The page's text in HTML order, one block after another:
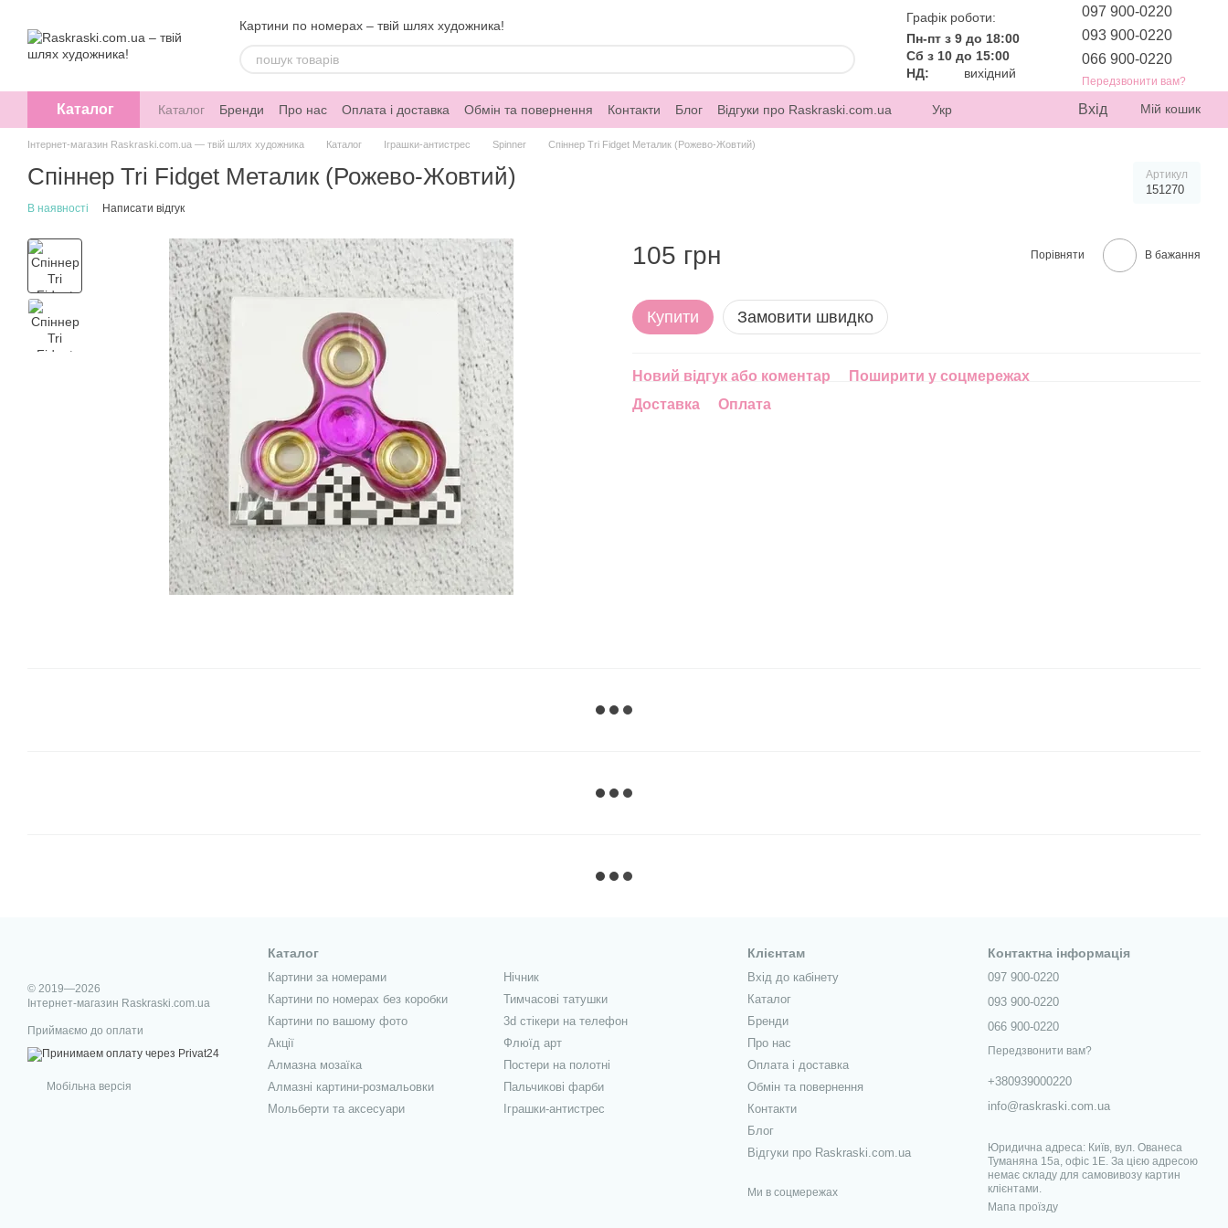
Картини по номерах – твій шлях художника!
Графік роботи:
Пн-пт з 9 до 18:00
Сб з 10 до 15:00
НД:
вихідний
097 900-0220
093 900-0220
066 900-0220
Передзвонити вам?
Каталог Каталог Бренди Про нас Оплата і доставка Обмін та повернення Контакти Блог Відгуки про Raskraski.com.ua Укр Вхід Мій кошик
Інтернет-магазин Raskraski.com.ua — твій шлях художника Каталог Іграшки-антистрес Spinner Спіннер Tri Fidget Металик (Рожево-Жовтий)
Спіннер Tri Fidget Металик (Рожево-Жовтий) Артикул
151270
В наявності Написати відгук
105 грн Порівняти В бажання
Купити Замовити швидко
Новий відгук або коментар
Поширити у соцмережах
Доставка
Оплата
© 2019—2026
Інтернет-магазин Raskraski.com.ua
Приймаємо до оплати
Мобільна версія
Каталог
Картини за номерами
Картини по номерах без коробки
Картини по вашому фото
Акції
Алмазна мозаїка
Алмазні картини-розмальовки
Мольберти та аксесуари
Нічник
Тимчасові татушки
3d стікери на телефон
Флюїд арт
Постери на полотні
Пальчикові фарби
Іграшки-антистрес
Клієнтам
Вхід до кабінету
Каталог
Бренди
Про нас
Оплата і доставка
Обмін та повернення
Контакти
Блог
Відгуки про Raskraski.com.ua
Ми в соцмережах
Контактна інформація
097 900-0220
093 900-0220
066 900-0220
Передзвонити вам?
+380939000220
info@raskraski.com.ua
Юридична адреса: Київ, вул. Ованеса
Туманяна 15а, офіс 1Е. За цією адресою
немає складу для самовивозу картин
клієнтами.
Мапа проїзду